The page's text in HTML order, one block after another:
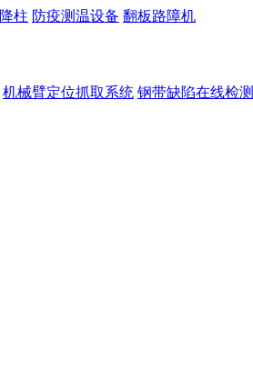
柱 防疫测温设备 翻板路障机
机械臂定位抓取系统 钢带缺陷在线检